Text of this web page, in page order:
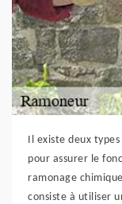
Il existe deux
pour assurer le
ramonage
consiste à utiliser